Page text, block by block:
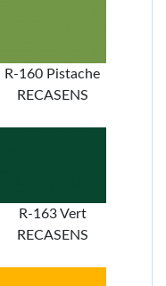
R-160 Pistache
RECASENS
R-163 Vert
RECASENS